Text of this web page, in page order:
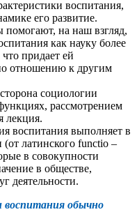
воспитания,
его развитие.
на наш взгляд,
как науку более
придает ей
отношению к другим
социологии
рассмотрением
лекция.
воспитания выполняет в
латинского functio –
в совокупности
в обществе,
деятельности.
воспитания обычно